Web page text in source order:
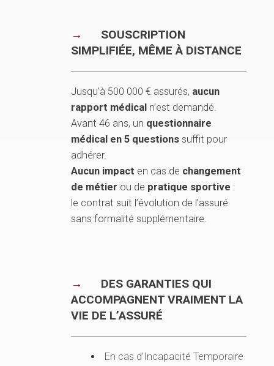
SOUSCRIPTION
SIMPLIFIÉE, MÊME À DISTANCE
Jusqu’à 500 000 € assurés, aucun
rapport médical n’est demandé.
Avant 46 ans, un questionnaire
médical en 5 questions suffit pour
adhérer.
Aucun impact en cas de changement
de métier ou de pratique sportive :
le contrat suit l’évolution de l’assuré
sans formalité supplémentaire.
DES GARANTIES QUI
ACCOMPAGNENT VRAIMENT LA
VIE DE L’ASSURÉ
En cas d'Incapacité Temporaire